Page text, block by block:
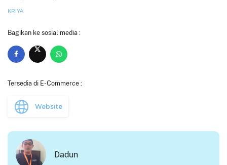
KRIYA
Bagikan ke sosial media :
Tersedia di E-Commerce :
Website
Dadun